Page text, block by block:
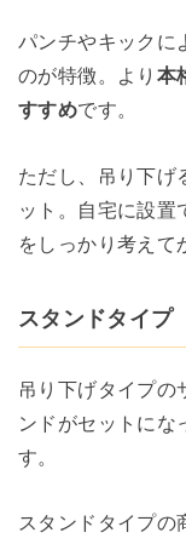
パンチやキックに
のが特徴。より 本
すすめです。
ただし、吊り下げ
ット。自宅に設置
をしっかり考えて
スタンドタイプ
吊り下げタイプの
ンドがセットにな
す。
スタンドタイプの